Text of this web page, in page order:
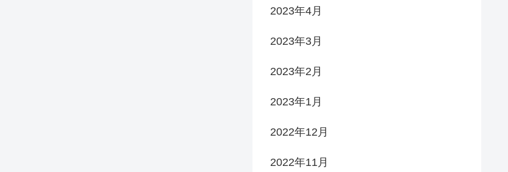
2023年4月
2023年3月
2023年2月
2023年1月
2022年12月
2022年11月